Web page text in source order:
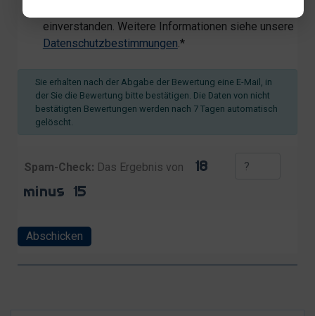
einverstanden. Weitere Informationen siehe unsere
Datenschutzbestimmungen.*
Sie erhalten nach der Abgabe der Bewertung eine E-Mail, in
der Sie die Bewertung bitte bestätigen. Die Daten von nicht
bestätigten Bewertungen werden nach 7 Tagen automatisch
gelöscht.
Spam-Check: Das Ergebnis von
Abschicken